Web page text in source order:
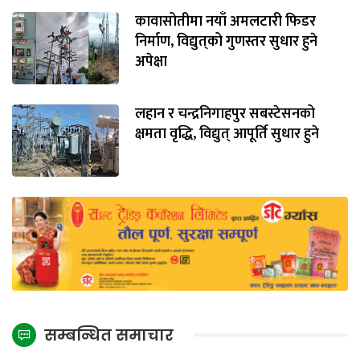
कावासोतीमा नयाँ अमलटारी फिडर
निर्माण, विद्युत्‌को गुणस्तर सुधार हुने
अपेक्षा
लहान र चन्द्रनिगाहपुर सबस्टेसनको
क्षमता वृद्धि, विद्युत् आपूर्ति सुधार हुने
सम्बन्धित समाचार